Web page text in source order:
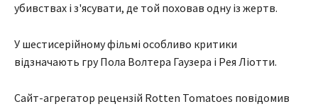
убивствах і з'ясувати, де той поховав одну із жертв.
У шестисерійному фільмі особливо критики
відзначають гру Пола Волтера Гаузера і Рея Ліотти.
Сайт-агрегатор рецензій Rotten Tomatoes повідомив